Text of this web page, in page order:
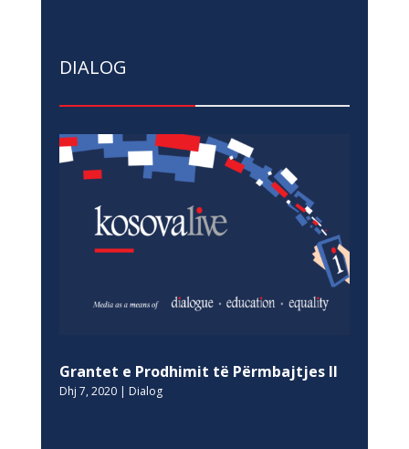
DIALOG
Grantet e Prodhimit të Përmbajtjes II
Dhj 7, 2020| Dialog